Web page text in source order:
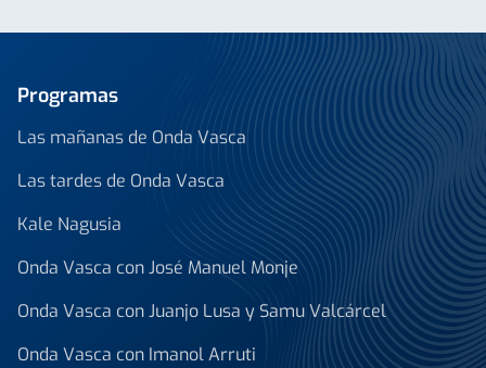
Programas
Las mañanas de Onda Vasca
Las tardes de Onda Vasca
Kale Nagusia
Onda Vasca con José Manuel Monje
Onda Vasca con Juanjo Lusa y Samu Valcárcel
Onda Vasca con Imanol Arruti